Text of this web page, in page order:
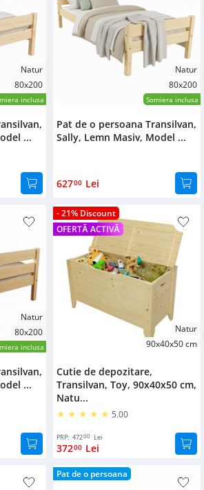
Natur
80x200
inclusa
...
Natur
80x200
Somiera inclusa
Pat de o persoana Transilvan,
Sally, Lemn Masiv, Model ...
62700 Lei
Natur
80x200
inclusa
...
- 21% Discount
OFERTĂ ACTIVĂ
Natur
90x40x50 cm
Cutie de depozitare,
Transilvan, Toy, 90x40x50 cm,
Natu...
5.00
PRP: 47200 Lei
37200 Lei
Pat de o persoana